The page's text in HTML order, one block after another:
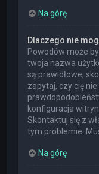
Na górę
Dlaczego nie
Powodów może
twoja nazwa
są prawidłowe,
zapytaj, czy cię
konfiguracja
Skontaktuj się z
tym problemie.
Na górę